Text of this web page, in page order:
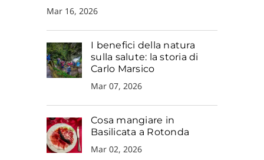
Mar 16, 2026
I benefici della natura
sulla salute: la storia di
Carlo Marsico
Mar 07, 2026
Cosa mangiare in
Basilicata a Rotonda
Mar 02, 2026